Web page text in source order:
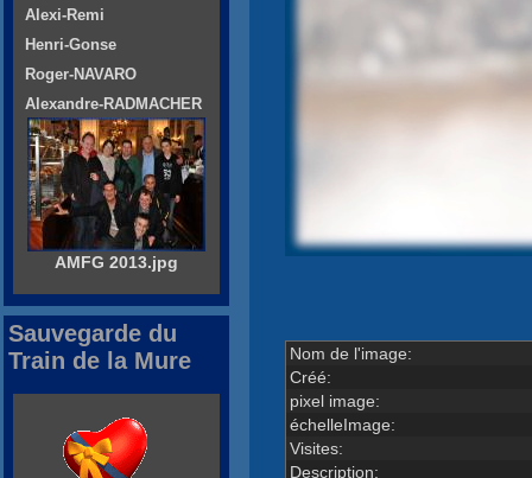
Nom de l'image:
Créé:
pixel image:
échelleImage:
Visites:
Description:
Alexi-Remi
Henri-Gonse
Roger-NAVARO
Alexandre-RADMACHER
AMFG 2013.jpg
Sauvegarde du
Train de la Mure